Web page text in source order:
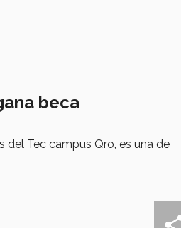
beca
del Tec campus Qro, es una de